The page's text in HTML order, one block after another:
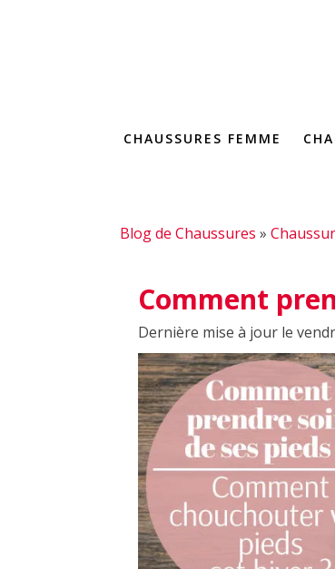
CHAUSSURES FEMME
Blog de Chaussures »
Comment
Dernière mise à jour le